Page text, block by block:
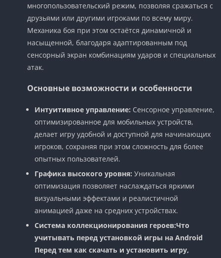
многопользовательский режим, позволяя сражаться с
друзьями или другими игроками по всему миру.
Механика боя при этом остаётся динамичной и
насыщенной, благодаря адаптированным под
сенсорный экран комбинациям ударов и специальных
атак.
Основные возможности и особенности
Интуитивное управление: Сенсорное управление,
оптимизированное для мобильных устройств,
делает игру удобной и доступной для начинающих
игроков, сохраняя при этом сложность для более
опытных пользователей.
Графика высокого уровня: Уникальная
оптимизация позволяет наслаждаться яркими
визуальными эффектами и реалистичной
анимацией даже на средних устройствах.
Система коллекционирования героев:Что
учитывать перед установкой игры на Android
Перед тем как скачать и установить игру,